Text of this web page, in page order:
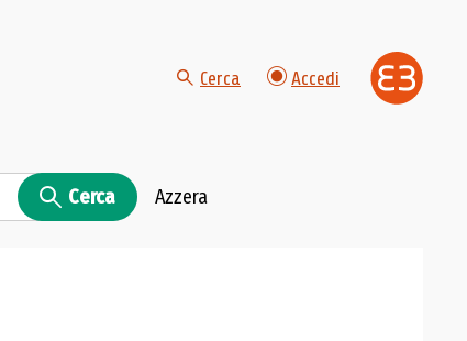
Cerca Accedi
Cerca Azzera